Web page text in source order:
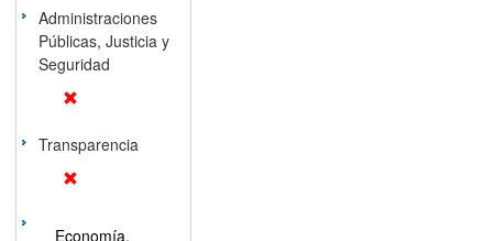
Administraciones
Públicas, Justicia y
Seguridad
Transparencia
Economía,